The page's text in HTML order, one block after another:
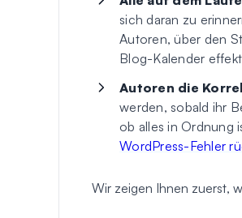
sich daran zu
Autoren, über den
Blog-Kalender
Autoren die
werden, sobald ihr
ob alles in Ordnung
WordPress-Fehler
Wir zeigen Ihnen zuerst,